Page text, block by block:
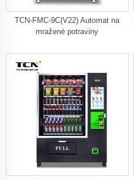
TCN-FMC-9C(V22) Automat na
mražené potraviny